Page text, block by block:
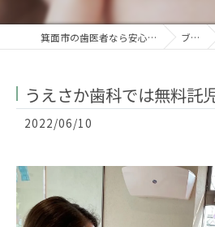
箕面市の歯医者なら安心のうえさか歯科 ブログ
うえさか歯科では無料託
2022/06/10